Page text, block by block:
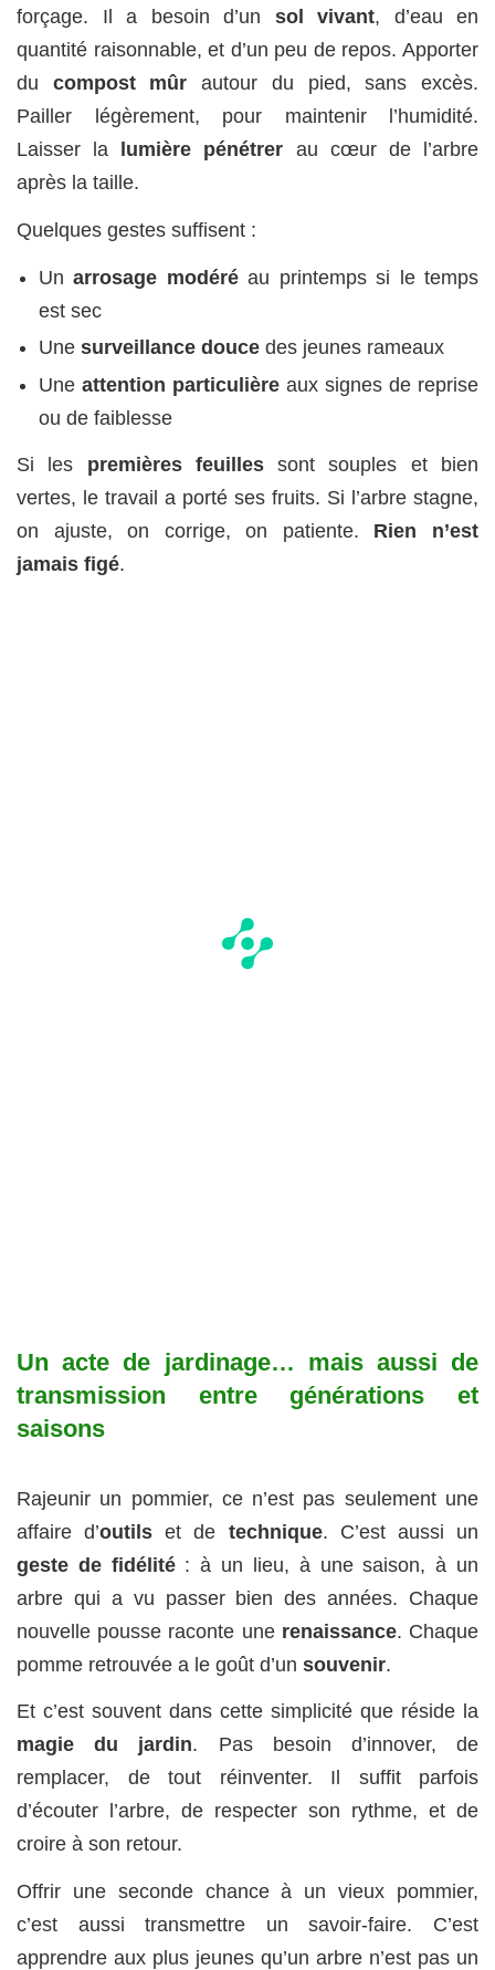
forçage. Il a besoin d’un sol vivant, d’eau en
quantité raisonnable, et d’un peu de repos. Apporter
du compost mûr autour du pied, sans excès.
Pailler légèrement, pour maintenir l’humidité.
Laisser la
lumière pénétrer au cœur de l’arbre
après la taille.
Quelques gestes suffisent :
Unarrosage modéréau printemps si le temps
est sec
Une surveillance doucedes jeunes rameaux
Une attention particulièreaux signes de reprise
ou de faiblesse
Si les premières feuillessont souples et bien
vertes, le travail a porté ses fruits. Si l’arbre stagne,
on ajuste, on corrige, on patiente. Rien n’est
jamais figé.
Un acte de jardinage… mais aussi de
transmission entre générations et
saisons
Rajeunir un pommier, ce n’est pas seulement une
affaire d’outils et de technique. C’est aussi un
geste de fidélité: à un lieu, à une saison, à un
arbre qui a vu passer bien des années. Chaque
nouvelle pousse raconte une renaissance. Chaque
pomme retrouvée a le goût d’un souvenir.
Et c’est souvent dans cette simplicité que réside la
magie du jardin. Pas besoin d’innover, de
remplacer, de tout réinventer. Il suffit parfois
d’écouter l’arbre, de respecter son rythme, et de
croire à son retour.
Offrir une seconde chance à un vieux pommier,
c’est aussi transmettre un savoir-faire. C’est
apprendre aux plus jeunes qu’un arbre n’est pas un